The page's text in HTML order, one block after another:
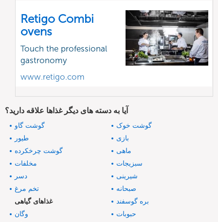
Retigo Combi
ovens
Touch the professional
gastronomy
www.retigo.com
آیا به دسته های دیگر غذاها علاقه دارید؟
گوشت گاو
گوشت خوک
طیور
بازی
گوشت چرخکرده
ماهی
مخلفات
سبزیجات
دسر
شیرینی
تخم مرغ
صبحانه
غذاهای گیاهی
بره گوسفند
وگان
حبوبات